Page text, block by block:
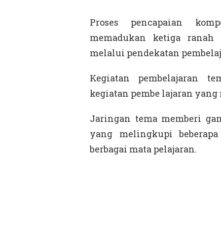
Proses pencapaian
memadukan ketiga ranah
melalui pendekatan
Kegiatan pembelajaran
kegiatan pembe lajaran
Jaringan tema memberi
yang melingkupi
berbagai mata pelajaran.